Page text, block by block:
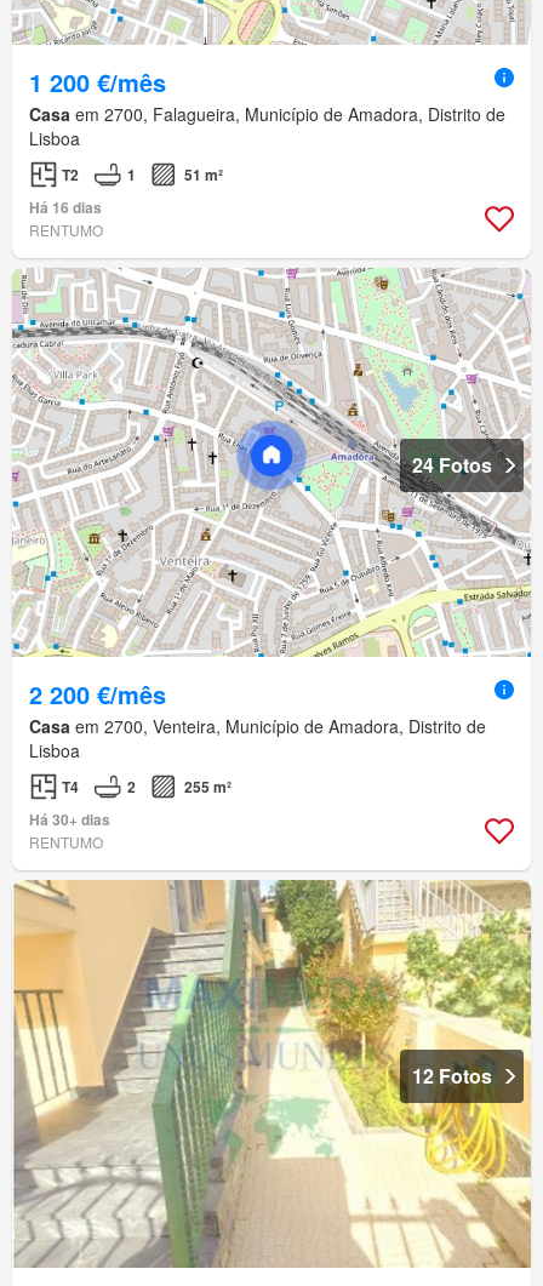
1 200 €/mês
Casa em 2700, Falagueira, Município de Amadora, Distrito de
Lisboa
T2 1
51 m²
Há 16 dias
RENTUMO
24 Fotos
2 200 €/mês
Casa em 2700, Venteira, Município de Amadora, Distrito de
Lisboa
T4 2
255 m²
Há 30+ dias
RENTUMO
12 Fotos